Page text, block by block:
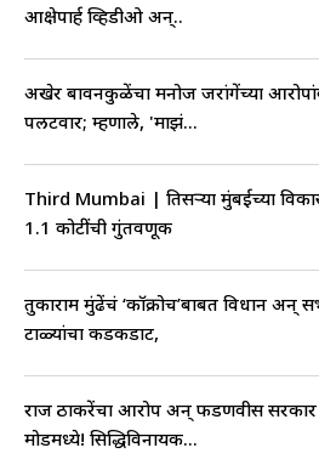
आक्षेपार्ह व्हिडीओ अन्..
अखेर बावनकुळेंचा मनोज जरांगेंच्या
पलटवार; म्हणाले, 'माझं...
Third Mumbai | तिसऱ्या मुंबईच्या
1.1 कोटींची गुंतवणूक
तुकाराम मुंढेंचं ‘कॉक्रोच’बाबत विधान अन्
टाळ्यांचा कडकडाट,
राज ठाकरेंचा आरोप अन् फडणवीस
मोडमध्ये! सिद्धिविनायक...